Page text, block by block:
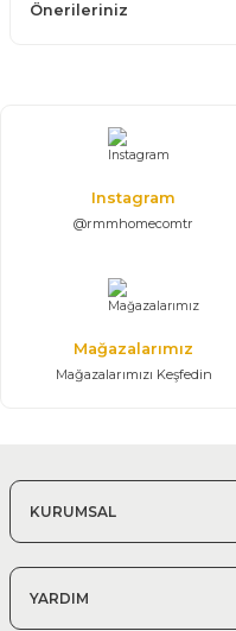
Önerileriniz
Instagram
@rmmhomecomtr
Mağazalarımız
Mağazalarımızı Keşfedin
KURUMSAL
YARDIM